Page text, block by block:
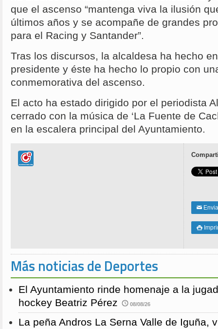
que el ascenso “mantenga viva la ilusión
últimos años y se acompañe de grandes
para el Racing y Santander”.
Tras los discursos, la alcaldesa ha hecho
presidente y éste ha hecho lo propio con
conmemorativa del ascenso.
El acto ha estado dirigido por el periodista
cerrado con la música de ‘La Fuente de
en la escalera principal del Ayuntamiento.
✉

Más noticias de Deportes
El Ayuntamiento rinde homenaje a la
hockey Beatriz Pérez
08/08/26
La peña Andros La Serna Valle de Iguña,